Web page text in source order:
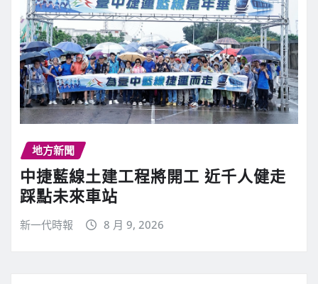
地方新聞
中捷藍線土建工程將開工 近千人健走
踩點未來車站
新一代時報 8 月 9, 2026